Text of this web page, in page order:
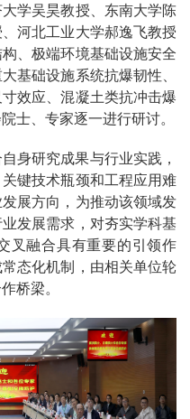
学吴昊教授、东南大学陈
河北工业大学郝逸飞教授
、极端环境基础设施安全
基础设施系统抗爆韧性、
效应、混凝土类抗冲击爆
士、专家逐一进行研讨。
身研究成果与行业实践，
键技术瓶颈和工程应用难
展方向，为推动该领域发
发展需求，对夯实学科基
叉融合具有重要的引领作
态化机制，由相关单位轮
桥梁。